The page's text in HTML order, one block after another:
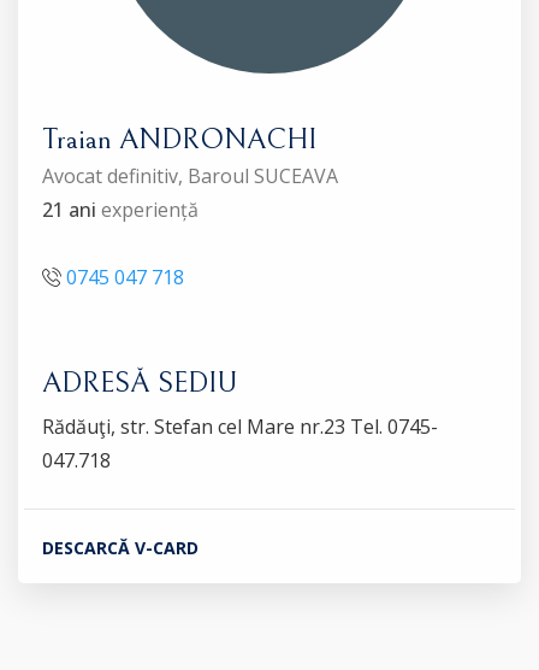
Traian ANDRONACHI
Avocat definitiv, Baroul SUCEAVA
21 ani experiență
0745 047 718
ADRESĂ SEDIU
Rădăuţi, str. Stefan cel Mare nr.23 Tel. 0745-
047.718
DESCARCĂ V-CARD